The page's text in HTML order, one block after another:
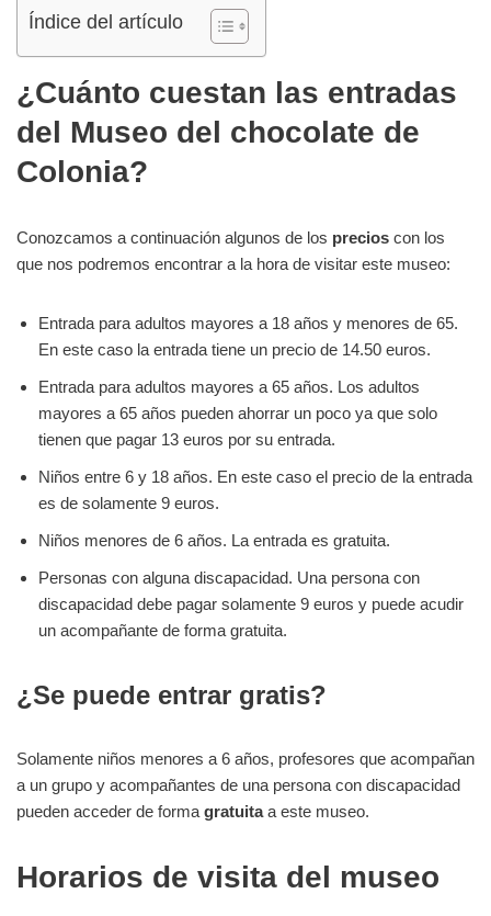
Índice del artículo
¿Cuánto cuestan las entradas
del Museo del chocolate de
Colonia?
Conozcamos a continuación algunos de los precios con los
que nos podremos encontrar a la hora de visitar este museo:
Entrada para adultos mayores a 18 años y menores de 65.
En este caso la entrada tiene un precio de 14.50 euros.
Entrada para adultos mayores a 65 años. Los adultos
mayores a 65 años pueden ahorrar un poco ya que solo
tienen que pagar 13 euros por su entrada.
Niños entre 6 y 18 años. En este caso el precio de la entrada
es de solamente 9 euros.
Niños menores de 6 años. La entrada es gratuita.
Personas con alguna discapacidad. Una persona con
discapacidad debe pagar solamente 9 euros y puede acudir
un acompañante de forma gratuita.
¿Se puede entrar gratis?
Solamente niños menores a 6 años, profesores que acompañan
a un grupo y acompañantes de una persona con discapacidad
pueden acceder de forma gratuitaa este museo.
Horarios de visita del museo